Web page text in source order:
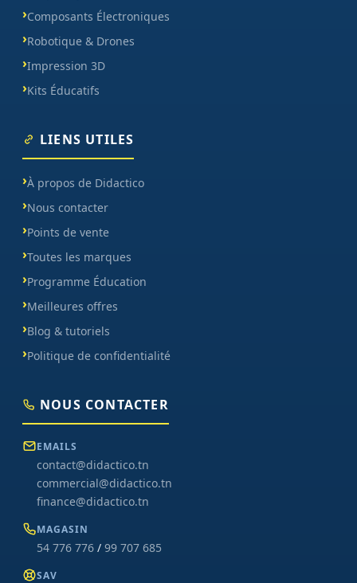
Composants Électroniques
Robotique & Drones
Impression 3D
Kits Éducatifs
LIENS UTILES
À propos de Didactico
Nous contacter
Points de vente
Toutes les marques
Programme Éducation
Meilleures offres
Blog & tutoriels
Politique de confidentialité
NOUS CONTACTER
EMAILS
contact@didactico.tn
commercial@didactico.tn
finance@didactico.tn
MAGASIN
54 776 776 / 99 707 685
SAV